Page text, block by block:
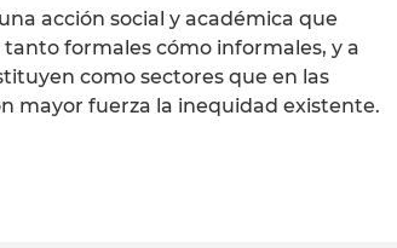
acción social y académica que
formales cómo informales, y a
como sectores que en las
mayor fuerza la inequidad existente.